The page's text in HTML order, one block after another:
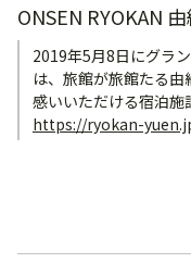
ONSEN RYOKAN
2019年5月8日にグラ
は、旅館が旅館たる
感いいただける宿泊施
https://ryokan-